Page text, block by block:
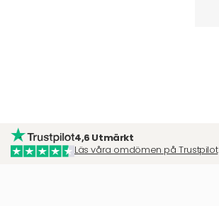
4,6 Utmärkt
Läs våra omdömen på Trustpilot